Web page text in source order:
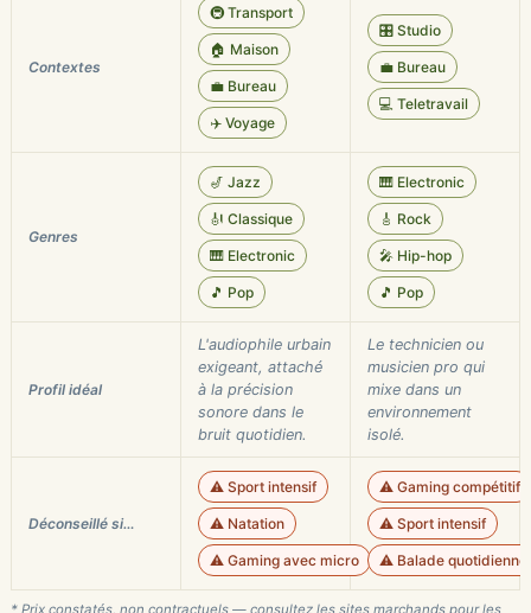
Contextes
🚇 Transport
🏠 Maison
💼 Bureau
✈️ Voyage
🎛️ Studio
💼 Bureau
💻 Teletravail
Genres
🎷 Jazz
🎻 Classique
🎹 Electronic
🎵 Pop
🎹 Electronic
🎸 Rock
🎤 Hip-hop
🎵 Pop
Profil idéal
L'audiophile urbain
exigeant, attaché
à la précision
sonore dans le
bruit quotidien.
Le technicien ou
musicien pro qui
mixe dans un
environnement
isolé.
Déconseillé si…
⚠️ Sport intensif
⚠️ Natation
⚠️ Gaming avec micro
⚠️ Gaming compétitif
⚠️ Sport intensif
⚠️ Balade quotidienne
* Prix constatés, non contractuels — consultez les sites marchands pour les